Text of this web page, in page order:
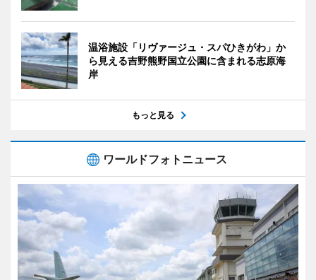
温浴施設「リヴァージュ・スパひきがわ」か
ら見える吉野熊野国立公園に含まれる志原海
岸
もっと見る
ワールドフォトニュース